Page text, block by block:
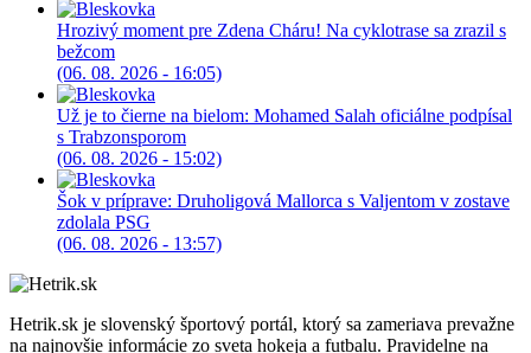
Hrozivý moment pre Zdena Cháru! Na cyklotrase sa zrazil s
bežcom
(06. 08. 2026 - 16:05)
Už je to čierne na bielom: Mohamed Salah oficiálne podpísal
s Trabzonsporom
(06. 08. 2026 - 15:02)
Šok v príprave: Druholigová Mallorca s Valjentom v zostave
zdolala PSG
(06. 08. 2026 - 13:57)
Hetrik.sk je slovenský športový portál, ktorý sa zameriava prevažne
na najnovšie informácie zo sveta hokeja a futbalu. Pravidelne na